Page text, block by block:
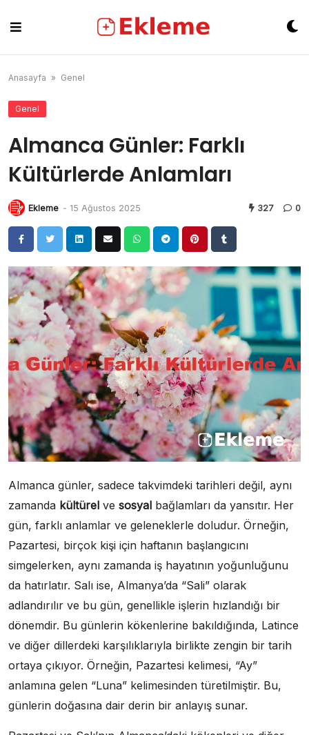
content
Anasayfa » Genel
Genel
Almanca Günler: Farklı
Kültürlerde Anlamları
Ekleme - 15 Ağustos 2025 327 0
Almanca günler, sadece takvimdeki tarihleri değil, aynı
zamanda kültürel ve sosyal bağlamları da yansıtır. Her
gün, farklı anlamlar ve geleneklerle doludur. Örneğin,
Pazartesi, birçok kişi için haftanın başlangıcını
simgelerken, aynı zamanda iş hayatının yoğunluğunu
da hatırlatır. Salı ise, Almanya’da “Sali” olarak
adlandırılır ve bu gün, genellikle işlerin hızlandığı bir
dönemdir. Bu günlerin kökenlerine bakıldığında, Latince
ve diğer dillerdeki karşılıklarıyla birlikte zengin bir tarih
ortaya çıkıyor. Örneğin, Pazartesi kelimesi, “Ay”
anlamına gelen “Luna” kelimesinden türetilmiştir. Bu,
günlerin doğasına dair derin bir anlayış sunar.